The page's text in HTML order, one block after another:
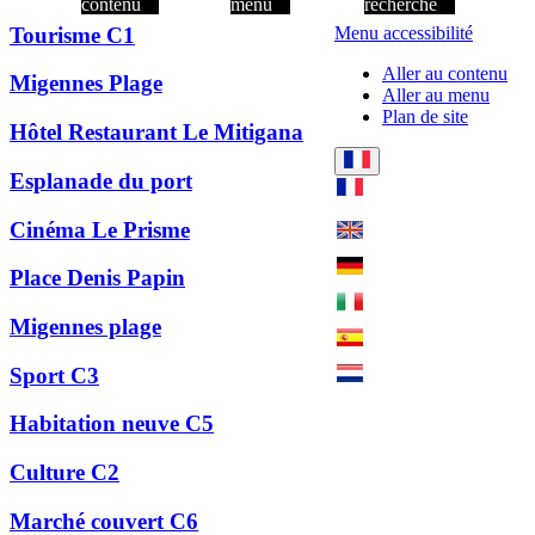
Menu accessibilité
Aller au contenu
Aller au menu
Plan de site
Tourisme C1
Migennes Plage
Hôtel Restaurant Le Mitigana
Esplanade du port
Cinéma Le Prisme
Place Denis Papin
Migennes plage
Sport C3
Habitation neuve C5
Culture C2
Marché couvert C6